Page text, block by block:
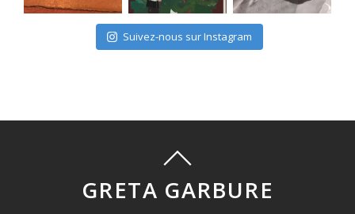
Suivez-nous sur Instagram
GRETA GARBURE